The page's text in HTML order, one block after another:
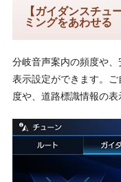
【ガイダンスチ
ミングをあわせる
分岐音声案内の頻度や
表示設定ができます。
度や、道路標識情報の表